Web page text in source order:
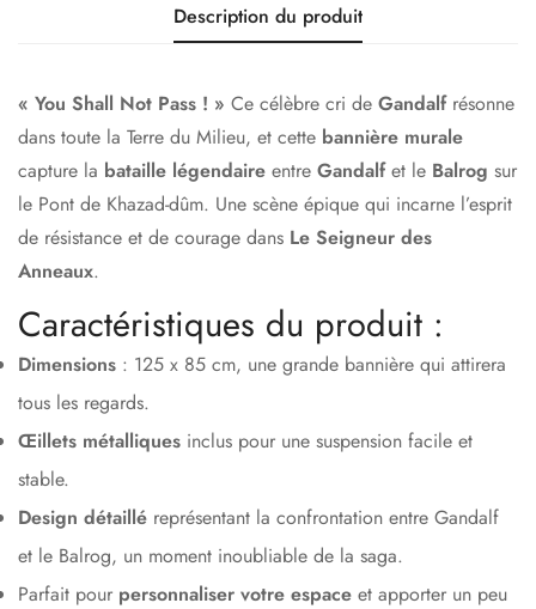
Description du produit
« You Shall Not Pass ! » Ce célèbre cri de Gandalfrésonne
dans toute la Terre du Milieu, et cette bannière murale
capture la bataille légendaire entre Gandalfet le Balrog sur
le Pont de Khazad-dûm. Une scène épique qui incarne l’esprit
de résistance et de courage dans Le Seigneur des
Anneaux.
Caractéristiques du produit :
Dimensions : 125 x 85 cm, une grande bannière qui attirera
tous les regards.
Œillets métalliques inclus pour une suspension facile et
stable.
Design détaillé représentant la confrontation entre Gandalf
et le Balrog, un moment inoubliable de la saga.
Parfait pour personnaliser votre espace et apporter un peu